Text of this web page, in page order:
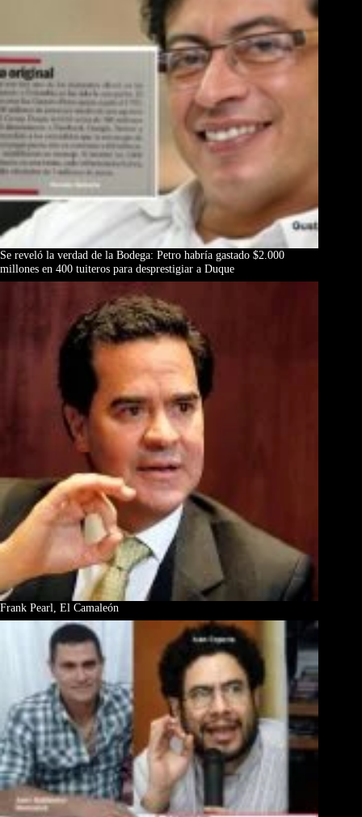
Se reveló la verdad de la Bodega: Petro habría gastado $2.000
millones en 400 tuiteros para desprestigiar a Duque
Frank Pearl, El Camaleón